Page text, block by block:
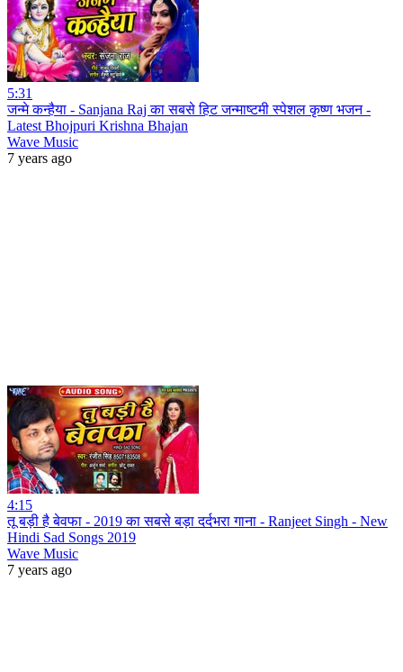
5:31
जन्मे कन्हैया - Sanjana Raj का सबसे हिट जन्माष्टमी स्पेशल कृष्ण भजन -
Latest Bhojpuri Krishna Bhajan
Wave Music
7 years ago
4:15
तू बड़ी है बेवफा - 2019 का सबसे बड़ा दर्दभरा गाना - Ranjeet Singh - New
Hindi Sad Songs 2019
Wave Music
7 years ago